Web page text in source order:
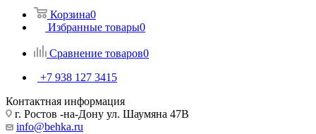
Корзина0
Избранные товары0
Сравнение товаров0
+7 938 127 3415
Контактная информация
г. Ростов -на-Дону ул. Шаумяна 47В
info@behka.ru